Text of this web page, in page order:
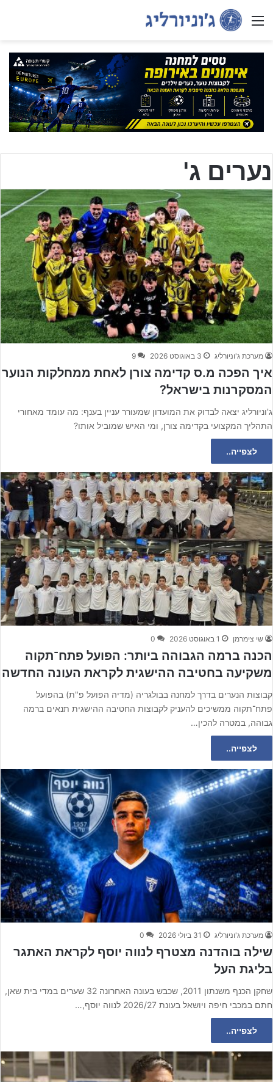
Menu
נערים ג'
מערכת ג'וניורליג 3 באוגוסט 2026 9
איך הפכה מ.ס קדימה צורן לאחת ממחלקות הנוער
המסקרנות בישראל?
ג'וניורליג יצאה לבדוק את המועדון שמעורר עניין בענף: מה עומד מאחורי
התהליך המקצועי בקדימה צורן, ומי האיש שמוביל אותו?
לצפייה..
שי צימרמן 1 באוגוסט 2026 0
הכנה ברמה הגבוהה ביותר: הפועל פתח־תקוה
משקיעה בחטיבה ההישגית לקראת העונה החדשה
קבוצות הנערים בדרך למחנה בבולגריה (מדיה הפועל פ"ת) בהפועל
פתח־תקוה ממשיכים להעניק לקבוצות החטיבה ההישגית תנאים ברמה
גבוהה, במטרה להכין…
לצפייה..
מערכת ג'וניורליג 31 ביולי 2026 0
שילה בוהדנה מצטרף לנווה יוסף לקראת האתגר
בליגת העל
שחקן הכנף משנתון 2011, שכבש בעונה האחרונה 32 שערים במדי בית שאן,
חתם במכבי חיפה ויושאל בעונת 2026/27 לנווה יוסף,…
לצפייה..